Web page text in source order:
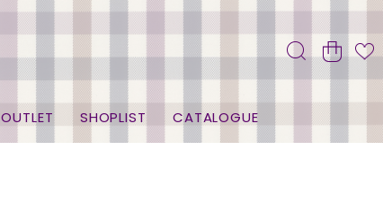
OUTLET SHOPLIST CATALOGUE